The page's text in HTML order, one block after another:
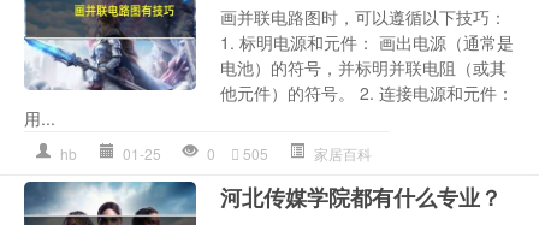
画并联电路图时，可以遵循以下技巧：
1. 标明电源和元件： 画出电源（通常是
电池）的符号，并标明并联电阻（或其
他元件）的符号。 2. 连接电源和元件：
用...
hb 01-25 0 505 家居百科
河北传媒学院都有什么专业？